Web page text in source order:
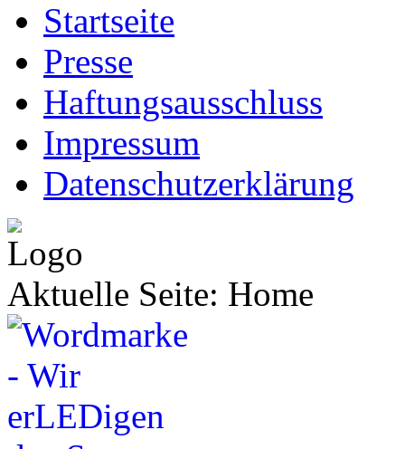
Startseite
Presse
Haftungsausschluss
Impressum
Datenschutzerklärung
Aktuelle Seite: Home